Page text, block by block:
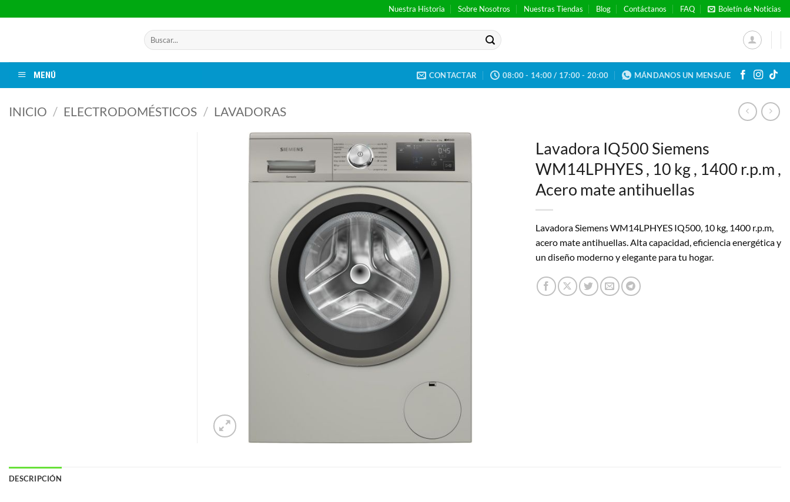
al
Nuestra Historia Sobre Nosotros Nuestras Tiendas Blog Contáctanos FAQ Boletín de Noticias
Buscar
por:
MENÚ CONTACTAR 08:00 - 14:00 / 17:00 - 20:00 MÁNDANOS UN MENSAJE
INICIO / ELECTRODOMÉSTICOS / LAVADORAS
Lavadora IQ500 Siemens
WM14LPHYES , 10 kg , 1400 r.p.m ,
Acero mate antihuellas
Lavadora Siemens WM14LPHYES IQ500, 10 kg, 1400 r.p.m,
acero mate antihuellas. Alta capacidad, eficiencia energética y
un diseño moderno y elegante para tu hogar.
DESCRIPCIÓN